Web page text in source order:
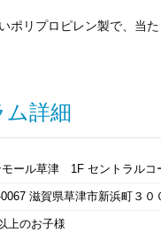
ポリプロピレン製で、当
ム詳細
モール草津 1F セントラル
滋賀県草津市新浜町３
上のお子様